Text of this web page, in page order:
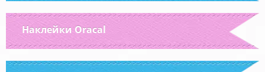
Наклейки Oracal